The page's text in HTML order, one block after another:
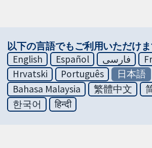
以下の言語でもご利用いただけ
English
Español فارسی
Hrvatski
Português
日本語
Bahasa Malaysia
繁體中文
한국어
हिन्दी